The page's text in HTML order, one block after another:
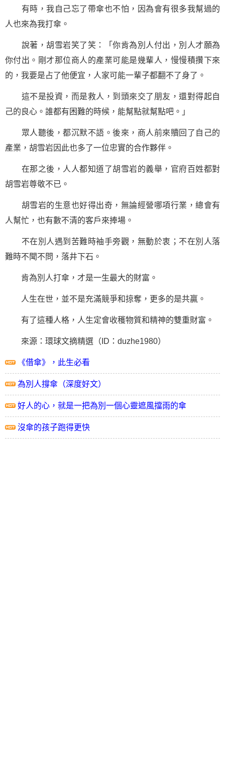
有時，我自己忘了帶傘也不怕，因為會有很多我幫過的
人也來為我打傘。
說著，胡雪岩笑了笑：「你肯為別人付出，別人才願為
你付出。剛才那位商人的產業可能是幾輩人，慢慢積攢下來
的，我要是占了他便宜，人家可能一輩子都翻不了身了。
這不是投資，而是救人，到頭來交了朋友，還對得起自
己的良心。誰都有困難的時候，能幫點就幫點吧。」
眾人聽後，都沉默不語。後來，商人前來贖回了自己的
產業，胡雪岩因此也多了一位忠實的合作夥伴。
在那之後，人人都知道了胡雪岩的義舉，官府百姓都對
胡雪岩尊敬不已。
胡雪岩的生意也好得出奇，無論經營哪項行業，總會有
人幫忙，也有數不清的客戶來捧場。
不在別人遇到 苦難時袖手旁觀，無動於衷；不在別人落
難時不聞不問，落井下石。
肯為別人打傘，才是一生最大的財富。
人生在世，並不是充滿競爭和掠奪，更多的是共贏。
有了這種人格，人生定會收穫物質和精神的雙重財富。
來源：環球文摘精選（ID：duzhe1980）
《借傘》，此生必看
為別人撐傘（深度好文）
好人的心，就是一把為別一個心靈遮風擋雨的傘
沒傘的孩子跑得更快